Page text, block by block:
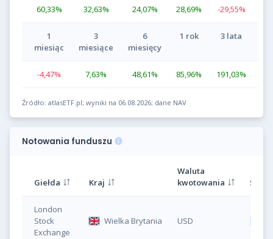
60,33% 32,63% 24,07% 28,69% -29,55%
1
miesiąc
3
miesiące
6
miesięcy
1 rok 3 lata
-4,47% 7,63% 48,61% 85,96% 191,03%
Źródło: atlasETF.pl; wyniki na 06.08.2026; dane NAV
Notowania funduszu
Giełda Kraj
Waluta
kwotowania
London
Stock
Exchange
Wielka Brytania USD